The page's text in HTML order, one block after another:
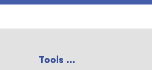
Tools ...